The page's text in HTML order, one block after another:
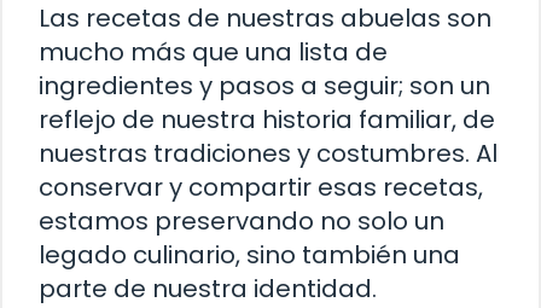
Las recetas de nuestras abuelas son
mucho más que una lista de
ingredientes y pasos a seguir; son un
reflejo de nuestra historia familiar, de
nuestras tradiciones y costumbres. Al
conservar y compartir esas recetas,
estamos preservando no solo un
legado culinario, sino también una
parte de nuestra identidad.